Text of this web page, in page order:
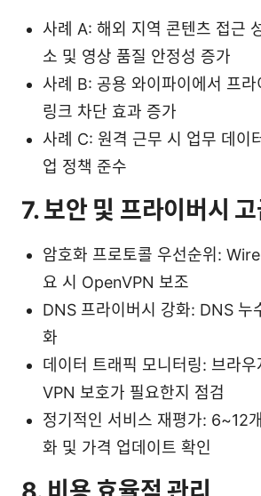
사례 A: 해외 지역 콘텐츠 접근
소 및 영상 품질 안정성 증가
사례 B: 공용 와이파이에서 프
링크 차단 효과 증가
사례 C: 원격 근무 시 업무 데이
업 정책 준수
7. 보안 및 프라이버시 고
암호화 프로토콜 우선순위:
요 시 OpenVPN 보조
DNS 프라이버시 강화: DNS 누
화
데이터 트래픽 모니터링: 브라우
VPN 보호가 필요한지 점검
정기적인 서비스 재평가: 6~12
화 및 가격 업데이트 확인